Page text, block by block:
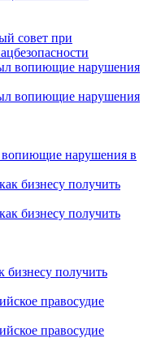
совет при
нарушения в
бизнесу получить